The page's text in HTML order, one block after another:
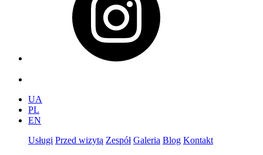
UA
PL
EN
Usługi Przed wizytą Zespół Galeria Blog Kontakt